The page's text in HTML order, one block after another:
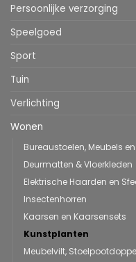
Persoonlijke verzorging
Speelgoed
Sport
Tuin
Verlichting
Wonen
Bureaustoelen, Meubels
Deurmatten & Vloerkleden
Elektrische Haarden en
Insectenhorren
Kaarsen en Kaarsensets
Kunstplanten
Meubelvilt,